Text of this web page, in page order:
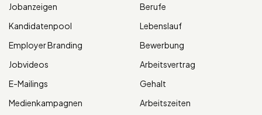
Jobanzeigen
Kandidatenpool
Employer Branding
Jobvideos
E-Mailings
Medienkampagnen
Berufe
Lebenslauf
Bewerbung
Arbeitsvertrag
Gehalt
Arbeitszeiten